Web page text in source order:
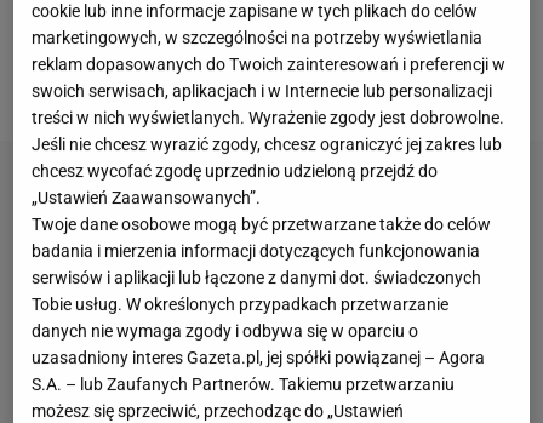
przypomina, że na przymusowej kwarantannie
przebywa obecnieJamal Musiala. Że to ostatni
piłkarz, który zakaził się COVID-19.
cookie lub inne informacje zapisane w tych plikach do celów
marketingowych, w szczególności na potrzeby wyświetlania
reklam dopasowanych do Twoich zainteresowań i preferencji w
swoich serwisach, aplikacjach i w Internecie lub personalizacji
treści w nich wyświetlanych. Wyrażenie zgody jest dobrowolne.
Jeśli nie chcesz wyrazić zgody, chcesz ograniczyć jej zakres lub
chcesz wycofać zgodę uprzednio udzieloną przejdź do
„Ustawień Zaawansowanych”.
Twoje dane osobowe mogą być przetwarzane także do celów
badania i mierzenia informacji dotyczących funkcjonowania
serwisów i aplikacji lub łączone z danymi dot. świadczonych
Tobie usług. W określonych przypadkach przetwarzanie
danych nie wymaga zgody i odbywa się w oparciu o
uzasadniony interes Gazeta.pl, jej spółki powiązanej – Agora
S.A. – lub Zaufanych Partnerów. Takiemu przetwarzaniu
możesz się sprzeciwić, przechodząc do „Ustawień